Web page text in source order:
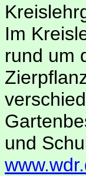
Im
rund um
und